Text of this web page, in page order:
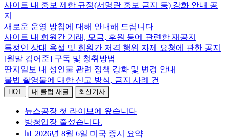
사이트 내 홍보 제한 규정(서명란 홍보 금지 등) 강화 안내 공
지
새로운 운영 방침에 대해 안내해 드립니다
사이트 내 회원간 거래, 모금, 후원 등에 관련한 재공지
특정인 상대 욕설 및 회원간 저격 행위 자제 요청에 관한 공지
[월말 김어준] 구독 및 청취방법
딴지일보 내 성인물 관련 정책 강화 및 변경 안내
불법 촬영물에 대한 신고 방식, 금지 사례 건
HOT 내 클럽 새글 최신기사
뉴스공장 첫 라이브에 왔습니다
방청입장 줄섰습니다.
📊 2026년 8월 6일 미국 증시 요약